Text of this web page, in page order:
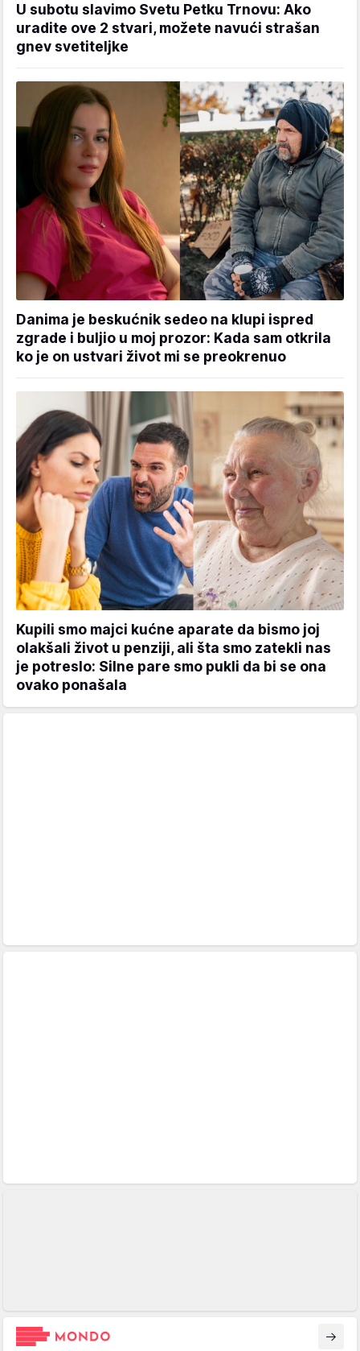
U subotu slavimo Svetu Petku Trnovu: Ako
uradite ove 2 stvari, možete navući strašan
gnev svetiteljke
Danima je beskućnik sedeo na klupi ispred
zgrade i buljio u moj prozor: Kada sam otkrila
ko je on ustvari život mi se preokrenuo
Kupili smo majci kućne aparate da bismo joj
olakšali život u penziji, ali šta smo zatekli nas
je potreslo: Silne pare smo pukli da bi se ona
ovako ponašala